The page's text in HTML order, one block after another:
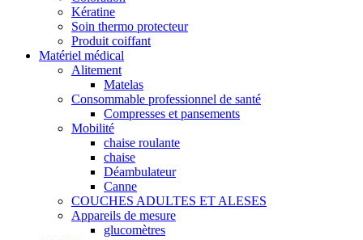
Kératine
Soin thermo protecteur
Produit coiffant
Matériel médical
Alitement
Matelas
Consommable professionnel de santé
Compresses et pansements
Mobilité
chaise roulante
chaise
Déambulateur
Canne
COUCHES ADULTES ET ALESES
Appareils de mesure
glucomètres